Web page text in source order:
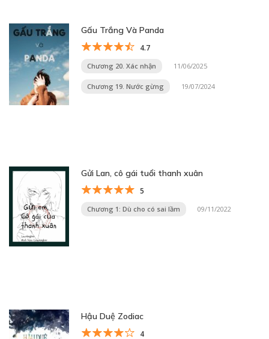
Gấu Trắng Và Panda
4.7
Chương 20. Xác nhận 11/06/2025
Chương 19. Nước gừng 19/07/2024
Gửi Lan, cô gái tuổi thanh xuân
5
Chương 1: Dù cho có sai lầm 09/11/2022
Hậu Duệ Zodiac
4